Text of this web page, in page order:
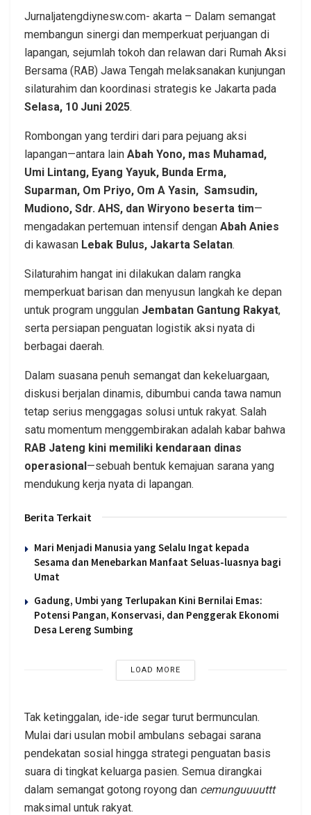
Jurnaljatengdiynesw.com- akarta – Dalam semangat
membangun sinergi dan memperkuat perjuangan di
lapangan, sejumlah tokoh dan relawan dari Rumah Aksi
Bersama (RAB) Jawa Tengah melaksanakan kunjungan
silaturahim dan koordinasi strategis ke Jakarta pada
Selasa, 10 Juni 2025.
Rombongan yang terdiri dari para pejuang aksi
lapangan—antara lain Abah Yono, mas Muhamad,
Umi Lintang, Eyang Yayuk, Bunda Erma,
Suparman, Om Priyo, Om A Yasin, Samsudin,
Mudiono, Sdr. AHS, dan Wiryono beserta tim—
mengadakan pertemuan intensif dengan Abah Anies
di kawasan Lebak Bulus, Jakarta Selatan.
Silaturahim hangat ini dilakukan dalam rangka
memperkuat barisan dan menyusun langkah ke depan
untuk program unggulan Jembatan Gantung Rakyat,
serta persiapan penguatan logistik aksi nyata di
berbagai daerah.
Dalam suasana penuh semangat dan kekeluargaan,
diskusi berjalan dinamis, dibumbui canda tawa namun
tetap serius menggagas solusi untuk rakyat. Salah
satu momentum menggembirakan adalah kabar bahwa
RAB Jateng kini memiliki kendaraan dinas
operasional—sebuah bentuk kemajuan sarana yang
mendukung kerja nyata di lapangan.
Berita Terkait
Mari Menjadi Manusia yang Selalu Ingat kepada
Sesama dan Menebarkan Manfaat Seluas-luasnya bagi
Umat
Gadung, Umbi yang Terlupakan Kini Bernilai Emas:
Potensi Pangan, Konservasi, dan Penggerak Ekonomi
Desa Lereng Sumbing
LOAD MORE
Tak ketinggalan, ide-ide segar turut bermunculan.
Mulai dari usulan mobil ambulans sebagai sarana
pendekatan sosial hingga strategi penguatan basis
suara di tingkat keluarga pasien. Semua dirangkai
dalam semangat gotong royong dan cemunguuuuttt
maksimal untuk rakyat.